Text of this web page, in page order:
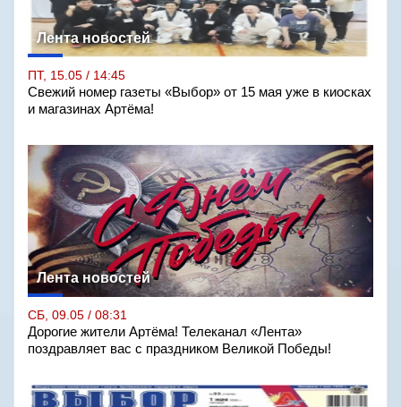
Лента новостей
ПТ, 15.05 / 14:45
Свежий номер газеты «Выбор» от 15 мая уже в киосках
и магазинах Артёма!
Лента новостей
СБ, 09.05 / 08:31
Дорогие жители Артёма! Телеканал «Лента»
поздравляет вас с праздником Великой Победы!